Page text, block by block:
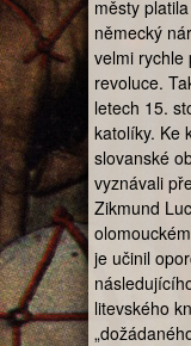
městy
německý
velmi rychle
revoluce.
letech 15.
katolíky. Ke
slovanské
vyznávali
Zikmund
je učinil
litevského